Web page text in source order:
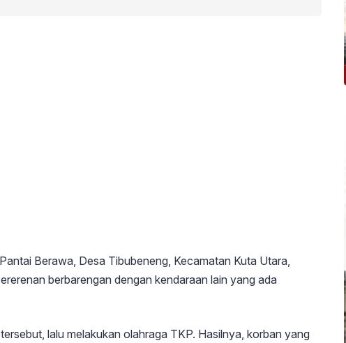
Berawa, Desa Tibubeneng, Kecamatan Kuta Utara,
berbarengan dengan kendaraan lain yang ada
lalu melakukan olahraga TKP. Hasilnya, korban yang